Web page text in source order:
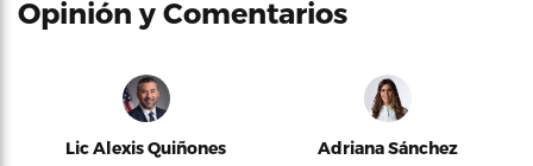
Opinión y Comentarios
Lic Alexis Quiñones Adriana Sánchez